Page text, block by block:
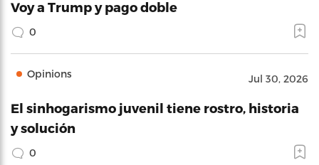
Voy a Trump y pago doble
0
Opinions Jul 30, 2026
El sinhogarismo juvenil tiene rostro, historia
y solución
0